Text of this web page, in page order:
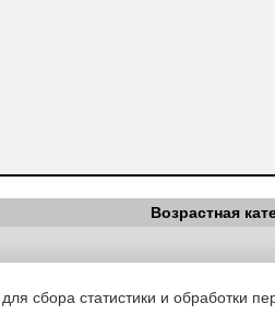
Возрастная
|Вестник Педагога|Об издании|
сбора статистики и обработки